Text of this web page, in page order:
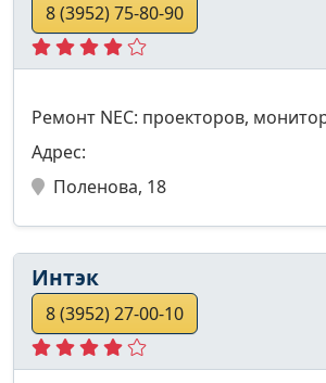
8 (3952) 75-80-90
Ремонт NEC: проекторов,
Адрес:
Поленова, 18
Интэк
8 (3952) 27-00-10